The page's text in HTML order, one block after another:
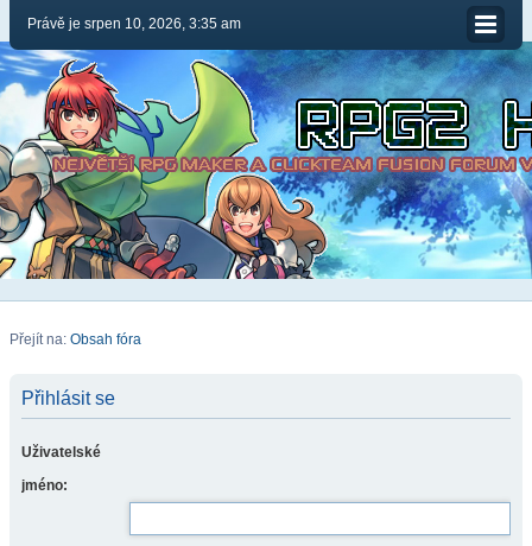
Právě je srpen 10, 2026, 3:35 am
Přejít na: Obsah fóra
Přihlásit se
Uživatelské
jméno: